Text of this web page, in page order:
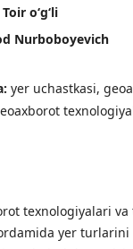
o‘g‘li
Nurboboyevich
yer uchastkasi,
texnologiyalari
yer turlarini